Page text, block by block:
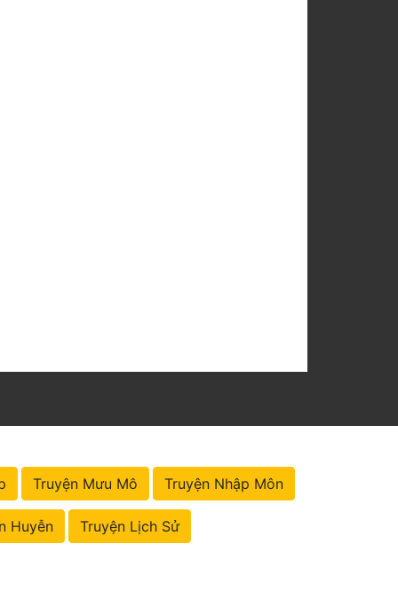
Truyện Mưu Mô Truyện Nhập Môn
Huyễn Truyện Lịch Sử